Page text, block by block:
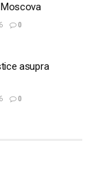
Moscova
0
asupra
0